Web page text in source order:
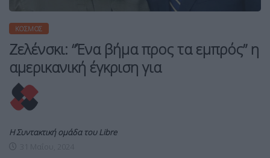
ΚΌΣΜΟΣ
Ζελένσκι: “Ένα βήμα προς τα εμπρός” η
αμερικανική έγκριση για
Η Συντακτική ομάδα του Libre